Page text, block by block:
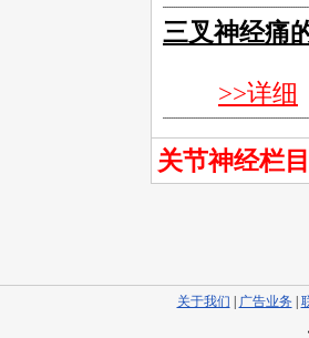
三叉神经痛
>>详细
关节神经栏
关于我们 广告业务